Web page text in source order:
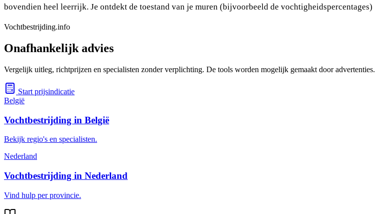
bovendien heel leerrijk. Je ontdekt de toestand van je muren (bijvoorbeeld de vochtigheidspercentages)
Vochtbestrijding.info
Onafhankelijk advies
Vergelijk uitleg, richtprijzen en specialisten zonder verplichting. De tools worden mogelijk gemaakt door advertenties.
Start prijsindicatie
België
Vochtbestrijding in België
Bekijk regio's en specialisten.
Nederland
Vochtbestrijding in Nederland
Vind hulp per provincie.